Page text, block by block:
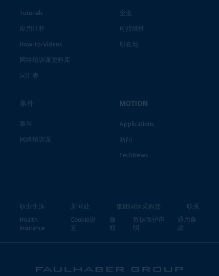
Tutorials
应用注释
How-to-Videos
网络培训课资料库
词汇表
企业
可持续性
所在地
事件
事件
网络培训课
MOTION
Applications
新闻
TechNews
职业生涯 新闻处 集团国际采购部
联系
Health
insurance
Cookie设
置
版
权
数据保护声
明
通用条
款